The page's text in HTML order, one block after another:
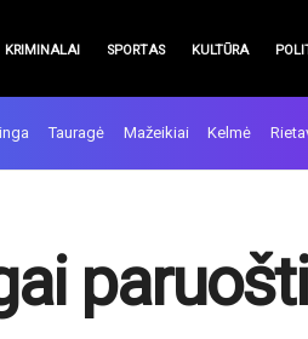
KRIMINALAI SPORTAS KULTŪRA
Tauragė Mažeikiai Kelmė